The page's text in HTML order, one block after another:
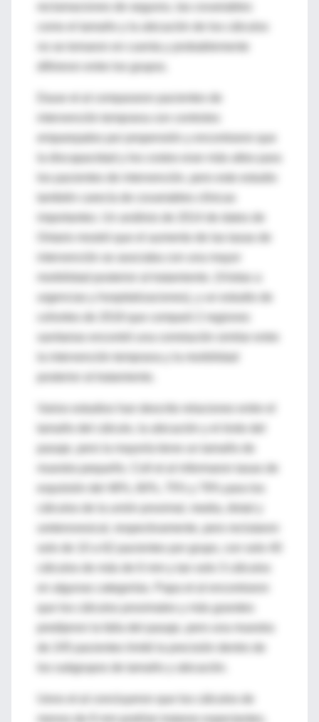
reclamaciones de seguros, las covariables
difirieron entre los grupos.
la discapacidad y los costos eran más altos para
importantes. Un análisis de 2014 de datos de
intervención se asociaba con una mayor
urgencias y hospitalizaciones), y un estudio de
cohortes de 2018 que comparó 2 regiones
pasaje, pero la mayoría tiene un tamaño de
muestra pequeño. Coll et al informaron tasas de
solo de 10 a 62 pacientes por grupo, con solo 40
en algunas categorías. Papa et al encontraron
predijeron la falla del pasaje, pero una muestra
los subgrupos de tamaño y ubicación.